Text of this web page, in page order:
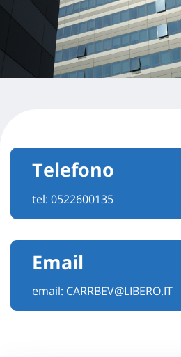
Telefono
tel: 0522600135
Email
email: CARRBEV@LIBERO.IT